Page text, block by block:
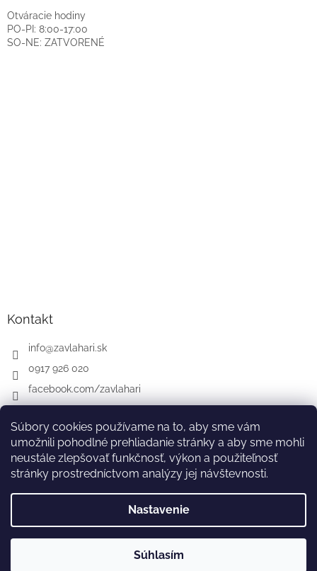
Súbory cookies používame na to, aby sme vám
umožnili pohodlné prehliadanie stránky a aby sme mohli
neustále zlepšovať funkčnosť, výkon a použiteľnosť
stránky prostredníctvom analýzy jej návštevnosti.
Nastavenie
Súhlasím
Otváracie hodiny
PO-PI: 8:00-17:00
SO-NE: ZATVORENÉ
Kontakt
info@zavlahari.sk
0917 926 020
facebook.com/zavlahari
GARDENA McCULLOCH CZ AT DE
Vytvoril Shoptet
zavlahari.sk. Všetky práva vyhradené.